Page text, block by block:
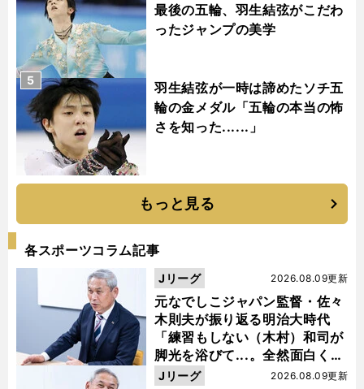
最後の五輪、羽生結弦がこだわ
ったジャンプの美学
羽生結弦が一時は諦めたソチ五
輪の金メダル「五輪の本当の怖
さを知った......」
5
もっと見る
各スポーツコラム記事
元なでしこジャパン監督・佐々
木則夫が振り返る明治大時代
「練習もしない（木村）和司が
脚光を浴びて...。全然面白くな
い４年間でした」
2026.08.09更新
Jリーグ
2026.08.09更新
Jリーグ